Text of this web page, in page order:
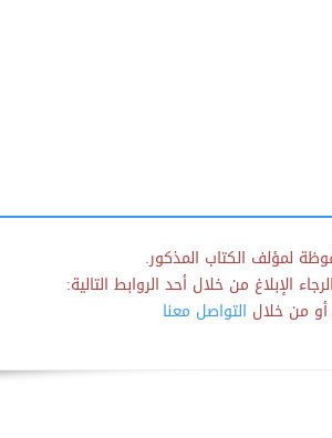
لمؤلف الكتاب المذكور.
الإبلاغ من خلال أحد الروابط التالية:
أو من خلال التواصل معنا